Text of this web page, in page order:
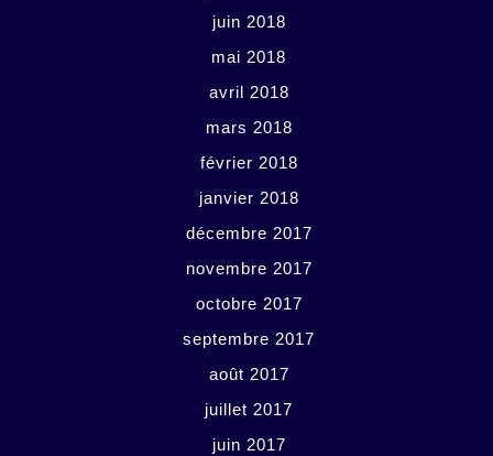
juin 2018
mai 2018
avril 2018
mars 2018
février 2018
janvier 2018
décembre 2017
novembre 2017
octobre 2017
septembre 2017
août 2017
juillet 2017
juin 2017